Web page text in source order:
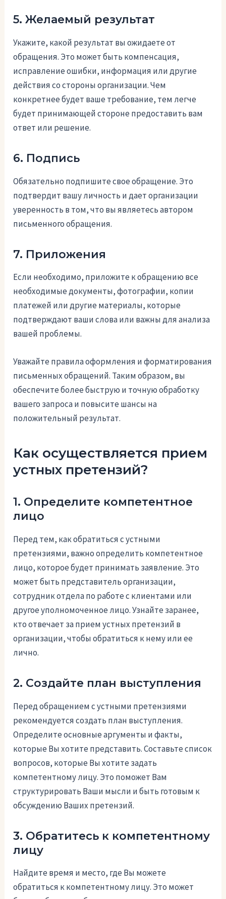
5. Желаемый результат
Укажите, какой результат вы ожидаете от
обращения. Это может быть компенсация,
исправление ошибки, информация или другие
действия со стороны организации. Чем
конкретнее будет ваше требование, тем легче
будет принимающей стороне предоставить вам
ответ или решение.
6. Подпись
Обязательно подпишите свое обращение. Это
подтвердит вашу личность и дает организации
уверенность в том, что вы являетесь автором
письменного обращения.
7. Приложения
Если необходимо, приложите к обращению все
необходимые документы, фотографии, копии
платежей или другие материалы, которые
подтверждают ваши слова или важны для анализа
вашей проблемы.
Уважайте правила оформления и форматирования
письменных обращений. Таким образом, вы
обеспечите более быструю и точную обработку
вашего запроса и повысите шансы на
положительный результат.
Как осуществляется прием
устных претензий?
1. Определите компетентное
лицо
Перед тем, как обратиться с устными
претензиями, важно определить компетентное
лицо, которое будет принимать заявление. Это
может быть представитель организации,
сотрудник отдела по работе с клиентами или
другое уполномоченное лицо. Узнайте заранее,
кто отвечает за прием устных претензий в
организации, чтобы обратиться к нему или ее
лично.
2. Создайте план выступления
Перед обращением с устными претензиями
рекомендуется создать план выступления.
Определите основные аргументы и факты,
которые Вы хотите представить. Составьте список
вопросов, которые Вы хотите задать
компетентному лицу. Это поможет Вам
структурировать Ваши мысли и быть готовым к
обсуждению Ваших претензий.
3. Обратитесь к компетентному
лицу
Найдите время и место, где Вы можете
обратиться к компетентному лицу. Это может